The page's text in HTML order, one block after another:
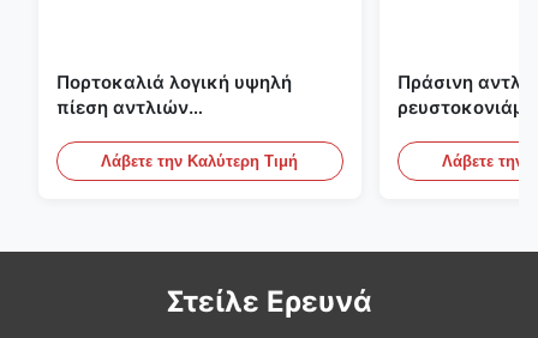
Πορτοκαλιά λογική υψηλή
πίεση αντλιών
του ISO που εμποτίζει την
αντλία
Λάβετε την Καλύτερη Τιμή
Πράσινη
πατωμάτων
Λάβετε την
Στείλε Ερευνά